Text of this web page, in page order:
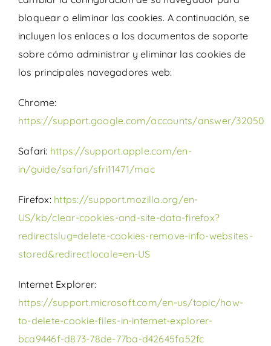
bloquear o eliminar las cookies. A continuación, se
incluyen los enlaces a los documentos de soporte
sobre cómo administrar y eliminar las cookies de
los principales navegadores web:
Chrome:
https://support.google.com/accounts/answer/32050
Safari: https://support.apple.com/en-
in/guide/safari/sfri11471/mac
Firefox: https://support.mozilla.org/en-
US/kb/clear-cookies-and-site-data-firefox?
redirectslug=delete-cookies-remove-info-websites-
stored&redirectlocale=en-US
Internet Explorer:
https://support.microsoft.com/en-us/topic/how-
to-delete-cookie-files-in-internet-explorer-
bca9446f-d873-78de-77ba-d42645fa52fc